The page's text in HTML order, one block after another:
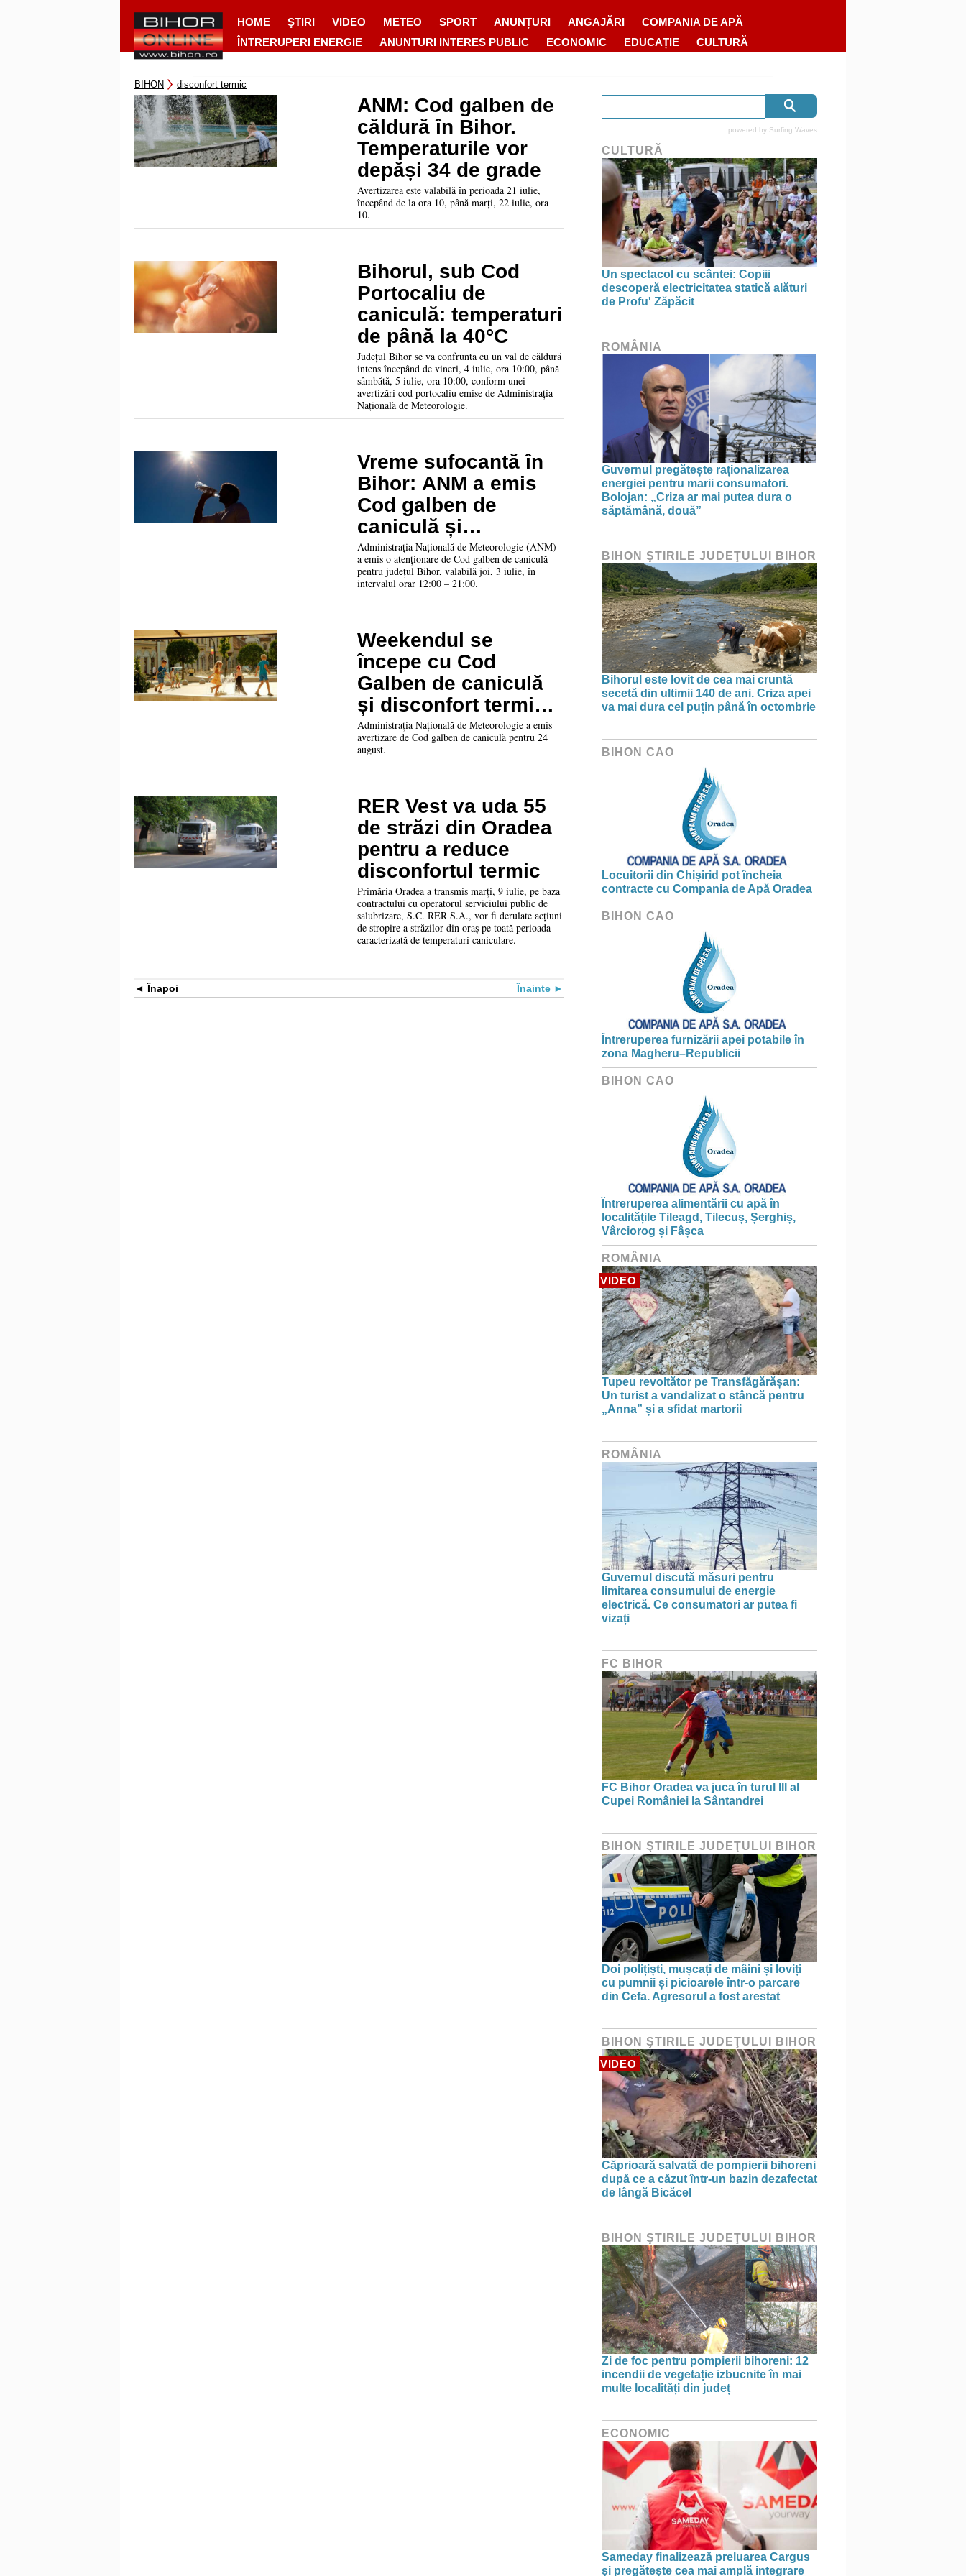
HOME ŞTIRI VIDEO METEO SPORT ANUNȚURI ANGAJĂRI
COMPANIA DE APĂ
ÎNTRERUPERI ENERGIE
ANUNTURI INTERES PUBLIC ECONOMIC EDUCAȚIE CULTURĂ
BIHON disconfort termic
ANM: Cod galben de
căldură în Bihor.
Temperaturile vor
depăși 34 de grade
Avertizarea este valabilă în perioada 21 iulie,
începând de la ora 10, până marți, 22 iulie, ora
10.
Bihorul, sub Cod
Portocaliu de
caniculă: temperaturi
de până la 40°C
Județul Bihor se va confrunta cu un val de căldură
intens începând de vineri, 4 iulie, ora 10:00, până
sâmbătă, 5 iulie, ora 10:00, conform unei
avertizări cod portocaliu emise de Administrația
Națională de Meteorologie.
Vreme sufocantă în
Bihor: ANM a emis
Cod galben de
caniculă și
disconfort termic
Administrația Națională de Meteorologie (ANM)
a emis o atenționare de Cod galben de caniculă
pentru județul Bihor, valabilă joi, 3 iulie, în
intervalul orar 12:00 – 21:00.
Weekendul se
începe cu Cod
Galben de caniculă
și disconfort termic
în Bihor
Administrația Națională de Meteorologie a emis
avertizare de Cod galben de caniculă pentru 24
august.
RER Vest va uda 55
de străzi din Oradea
pentru a reduce
disconfortul termic
Primăria Oradea a transmis marți, 9 iulie, pe baza
contractului cu operatorul serviciului public de
salubrizare, S.C. RER S.A., vor fi derulate acțiuni
de stropire a străzilor din oraș pe toată perioada
caracterizată de temperaturi caniculare.
Înapoi Înainte
powered by Surfing Waves
CULTURĂ
Un spectacol cu scântei: Copiii
descoperă electricitatea statică alături
de Profu' Zăpăcit
ROMÂNIA
Guvernul pregătește raționalizarea
energiei pentru marii consumatori.
Bolojan: „Criza ar mai putea dura o
săptămână, două”
BIHON ŞTIRILE JUDEŢULUI BIHOR
Bihorul este lovit de cea mai cruntă
secetă din ultimii 140 de ani. Criza apei
va mai dura cel puțin până în octombrie
BIHON CAO
Locuitorii din Chișirid pot încheia
contracte cu Compania de Apă Oradea
BIHON CAO
Întreruperea furnizării apei potabile în
zona Magheru–Republicii
BIHON CAO
Întreruperea alimentării cu apă în
localitățile Tileagd, Tilecuș, Șerghiș,
Vârciorog și Fâșca
ROMÂNIA
VIDEO
Tupeu revoltător pe Transfăgărășan:
Un turist a vandalizat o stâncă pentru
„Anna” și a sfidat martorii
ROMÂNIA
Guvernul discută măsuri pentru
limitarea consumului de energie
electrică. Ce consumatori ar putea fi
vizați
FC BIHOR
FC Bihor Oradea va juca în turul III al
Cupei României la Sântandrei
BIHON ŞTIRILE JUDEŢULUI BIHOR
Doi polițiști, mușcați de mâini și loviți
cu pumnii și picioarele într-o parcare
din Cefa. Agresorul a fost arestat
BIHON ŞTIRILE JUDEŢULUI BIHOR
VIDEO
Căprioară salvată de pompierii bihoreni
după ce a căzut într-un bazin dezafectat
de lângă Bicăcel
BIHON ŞTIRILE JUDEŢULUI BIHOR
Zi de foc pentru pompierii bihoreni: 12
incendii de vegetație izbucnite în mai
multe localități din județ
ECONOMIC
Sameday finalizează preluarea Cargus
și pregătește cea mai amplă integrare